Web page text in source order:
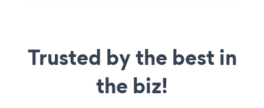
Trusted by the best in
the biz!